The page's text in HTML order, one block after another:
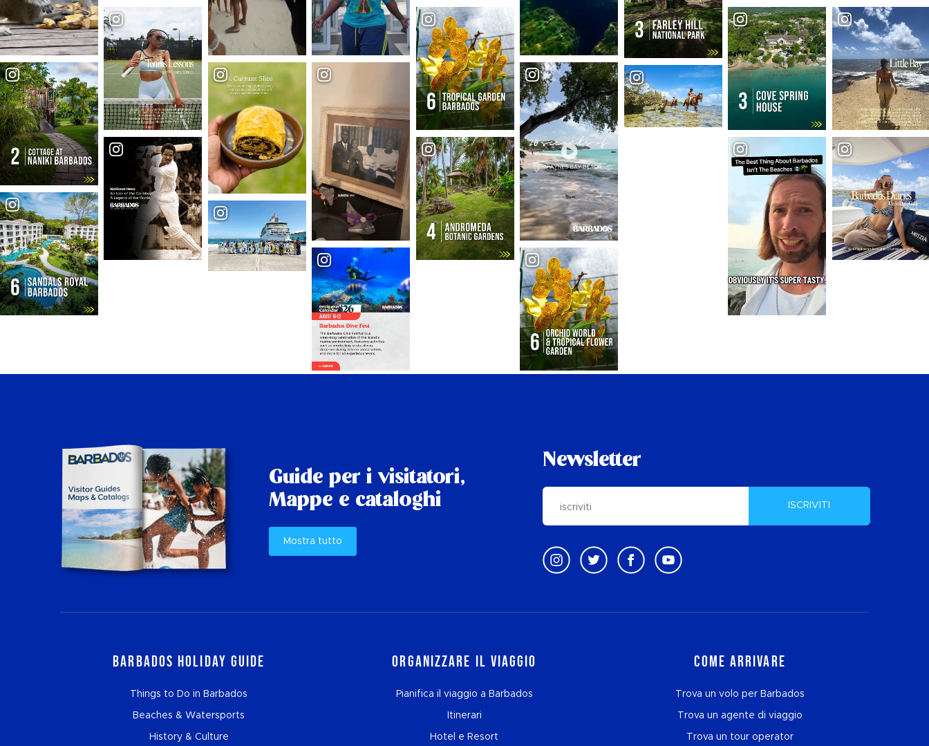
Guide per i visitatori,
Mappe e cataloghi
Mostra tutto
Newsletter
ISCRIVITI
Barbados Holiday Guide
Things to Do in Barbados
Beaches & Watersports
History & Culture
Organizzare il viaggio
Pianifica il viaggio a Barbados
Itinerari
Hotel e Resort
Come arrivare
Trova un volo per Barbados
Trova un agente di viaggio
Trova un tour operator